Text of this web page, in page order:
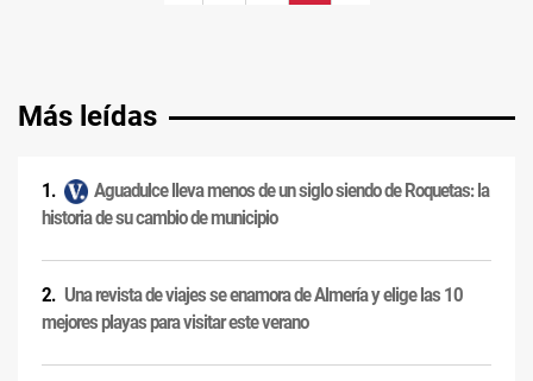
Más leídas
Aguadulce lleva menos de un siglo siendo de Roquetas: la
historia de su cambio de municipio
Una revista de viajes se enamora de Almería y elige las 10
mejores playas para visitar este verano